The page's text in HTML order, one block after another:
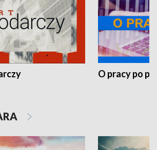
O pracy po